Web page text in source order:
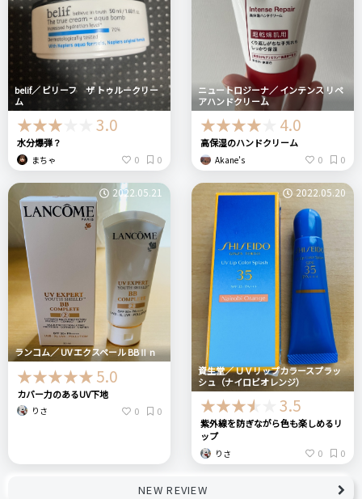
belif／ ビリーフ ザ トゥルークリー
ム
3.0
水分爆弾？
まちゃ 0 0
ニュートロジーナ／ インテンス リペ
アハンドクリーム
4.0
高保湿のハンドクリーム
Akane’s 0 0
2022.05.21
ランコム／ UV エクスペール BBⅡ n
5.0
カバー力のあるUV下地
りさ 0 0
2022.05.20
資生堂／ ＵＶリップカラースプラッ
シュ（ナイロビオレンジ）
3.5
紫外線を防ぎながら色も楽しめるリ
ップ
りさ 0 0
NEW REVIEW